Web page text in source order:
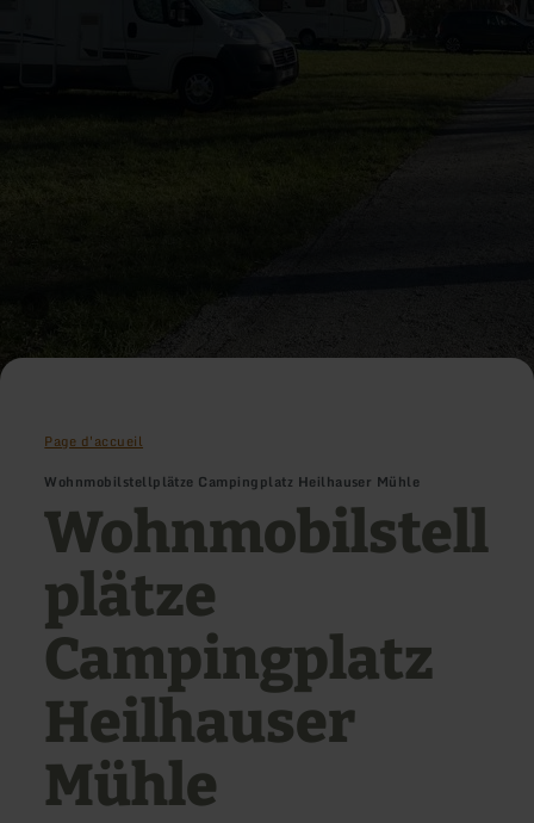
Page d'accueil
Wohnmobilstellplätze Campingplatz Heilhauser Mühle
Wohnmobilstell
plätze
Campingplatz
Heilhauser
Mühle